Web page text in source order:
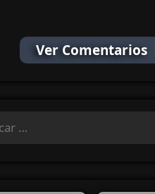
Ver Comentarios